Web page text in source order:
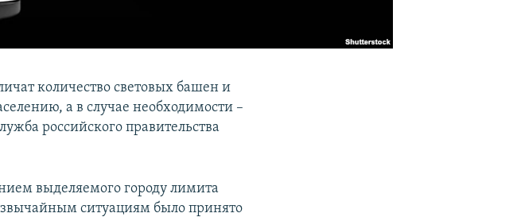
количество световых башен и
а в случае необходимости –
российского правительства
выделяемого городу лимита
ситуациям было принято